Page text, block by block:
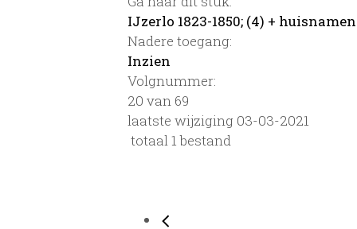
IJzerlo 1823-1850; (4) + huisnamen
Nadere toegang:
Inzien
Volgnummer:
20 van 69
laatste wijziging 03-03-2021
totaal 1 bestand